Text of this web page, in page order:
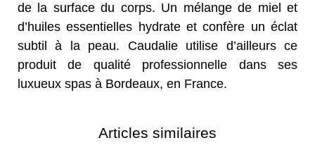
de la surface du corps. Un mélange de miel et
d’huiles essentielles hydrate et confère un éclat
subtil à la peau. Caudalie utilise d’ailleurs ce
produit de qualité professionnelle dans ses
luxueux spas à Bordeaux, en France.
Articles similaires